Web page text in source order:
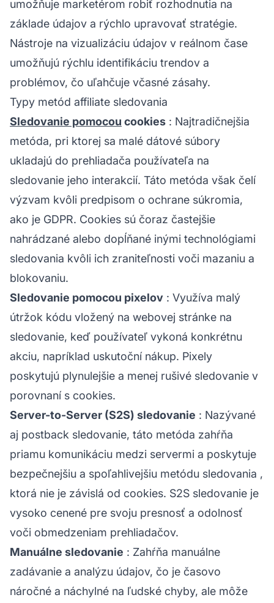
umožňuje marketérom robiť rozhodnutia na
základe údajov a rýchlo upravovať stratégie.
Nástroje na vizualizáciu údajov v reálnom čase
umožňujú rýchlu identifikáciu trendov a
problémov, čo uľahčuje včasné zásahy.
Typy metód affiliate sledovania
Sledovanie pomocou cookies : Najtradičnejšia
metóda, pri ktorej sa malé dátové súbory
ukladajú do prehliadača používateľa na
sledovanie jeho interakcií. Táto metóda však čelí
výzvam kvôli predpisom o ochrane súkromia,
ako je GDPR. Cookies sú čoraz častejšie
nahrádzané alebo dopĺňané inými technológiami
sledovania kvôli ich zraniteľnosti voči mazaniu a
blokovaniu.
Sledovanie pomocou pixelov : Využíva malý
útržok kódu vložený na webovej stránke na
sledovanie, keď používateľ vykoná konkrétnu
akciu, napríklad uskutoční nákup. Pixely
poskytujú plynulejšie a menej rušivé sledovanie v
porovnaní s cookies.
Server-to-Server (S2S) sledovanie : Nazývané
aj postback sledovanie, táto metóda zahŕňa
priamu komunikáciu medzi servermi a poskytuje
bezpečnejšiu a spoľahlivejšiu metódu sledovania ,
ktorá nie je závislá od cookies. S2S sledovanie je
vysoko cenené pre svoju presnosť a odolnosť
voči obmedzeniam prehliadačov.
Manuálne sledovanie : Zahŕňa manuálne
zadávanie a analýzu údajov, čo je časovo
náročné a náchylné na ľudské chyby, ale môže